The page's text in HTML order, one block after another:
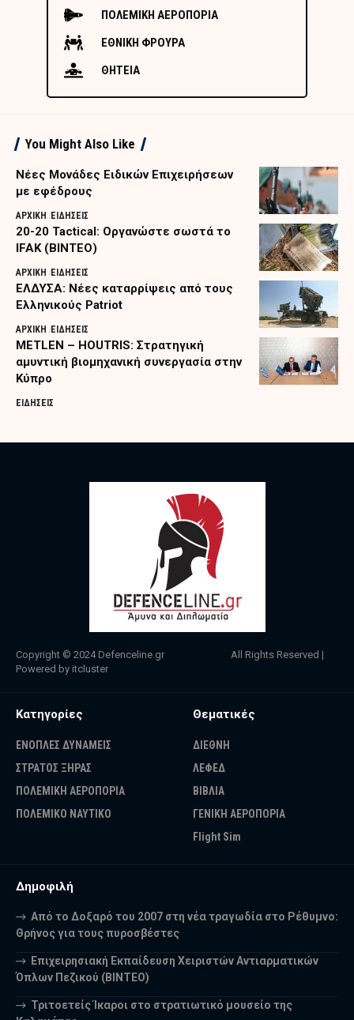
ΠΟΛΕΜΙΚΗ ΑΕΡΟΠΟΡΙΑ
ΕΘΝΙΚΗ ΦΡΟΥΡΑ
ΘΗΤΕΙΑ
You Might Also Like
Nέες Μονάδες Ειδικών Επιχειρήσεων
με εφέδρους
ΑΡΧΙΚΗ ΕΙΔΗΣΕΙΣ
20-20 Tactical: Οργανώστε σωστά το
IFAK (ΒΙΝΤΕΟ)
ΑΡΧΙΚΗ ΕΙΔΗΣΕΙΣ
ΕΛΔΥΣΑ: Νέες καταρρίψεις από τους
Ελληνικούς Patriot
ΑΡΧΙΚΗ ΕΙΔΗΣΕΙΣ
METLEN – HOUTRIS: Στρατηγική
αμυντική βιομηχανική συνεργασία στην
Κύπρο
ΕΙΔΗΣΕΙΣ
Copyright © 2024 Defenceline.gr All Rights Reserved |
Powered by itcluster
Κατηγορίες
ΕΝΟΠΛΕΣ ΔΥΝΑΜΕΙΣ
ΣΤΡΑΤΟΣ ΞΗΡΑΣ
ΠΟΛΕΜΙΚΗ ΑΕΡΟΠΟΡΙΑ
ΠΟΛΕΜΙΚΟ ΝΑΥΤΙΚΟ
Θεματικές
ΔΙΕΘΝΗ
ΛΕΦΕΔ
ΒΙΒΛΙΑ
ΓΕΝΙΚΗ ΑΕΡΟΠΟΡΙΑ
Flight Sim
Δημοφιλή
Από το Δοξαρό του 2007 στη νέα τραγωδία στο Ρέθυμνο:
Θρήνος για τους πυροσβέστες
Επιχειρησιακή Εκπαίδευση Χειριστών Αντιαρματικών
Όπλων Πεζικού (ΒΙΝΤΕΟ)
Τριτοετείς Ίκαροι στο στρατιωτικό μουσείο της